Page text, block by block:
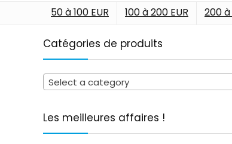
50 à 100 EUR 100 à 200 EUR 200 à
Catégories de produits
Select a category
Les meilleures affaires !